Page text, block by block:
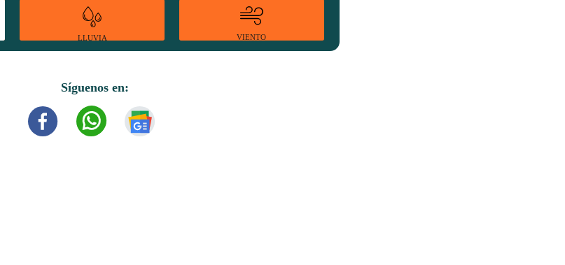
LLUVIA VIENTO
Síguenos en: